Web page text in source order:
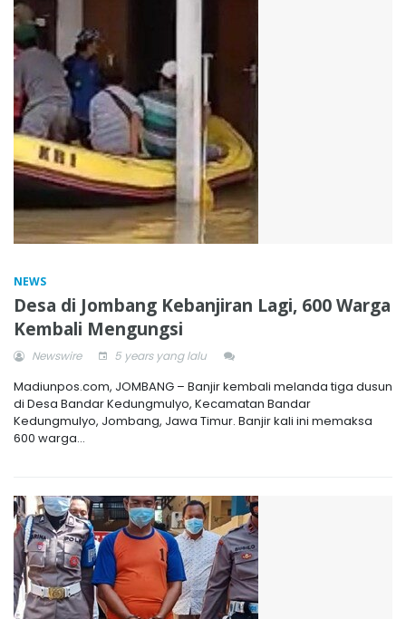
NEWS
Desa di Jombang Kebanjiran Lagi, 600 Warga
Kembali Mengungsi
Newswire 5 years yang lalu
Madiunpos.com, JOMBANG – Banjir kembali melanda tiga dusun
di Desa Bandar Kedungmulyo, Kecamatan Bandar
Kedungmulyo, Jombang, Jawa Timur. Banjir kali ini memaksa
600 warga...